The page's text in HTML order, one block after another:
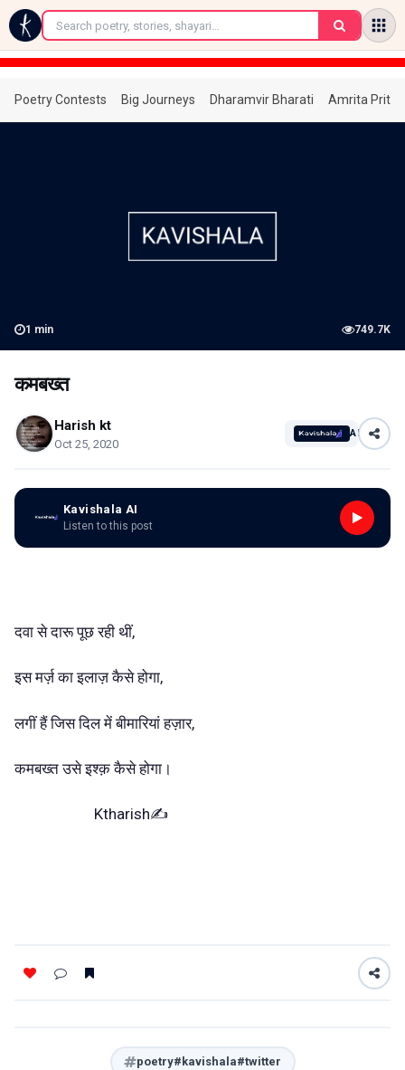
←
Poetry Contests Big Journeys Dharamvir Bharati Amrita
1 min 749.7K
कमबख्त
Harish kt
Oct 25, 2020
AI
Kavishala AI
Listen to this post
दवा से दारू पूछ रही थीं,
इस मर्ज़ का इलाज़ कैसे होगा,
लगीं हैं जिस दिल में बीमारियां हज़ार,
कमबख्त उसे इश्क़ कैसे होगा।
Ktharish✍️
poetry#kavishala#twitter